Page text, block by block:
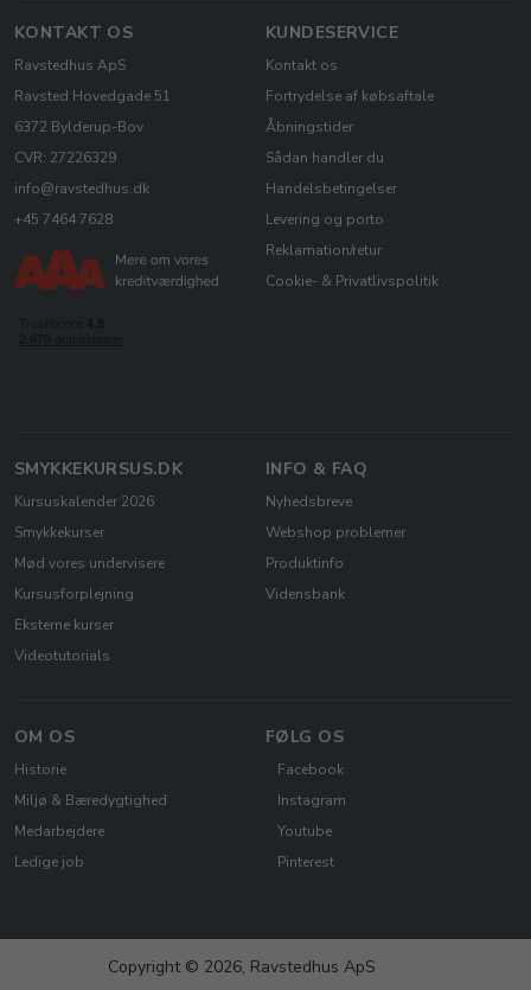
KONTAKT OS
Ravstedhus ApS
Ravsted Hovedgade 51
6372 Bylderup-Bov
CVR: 27226329
info@ravstedhus.dk
+45 7464 7628
KUNDESERVICE
Kontakt os
Fortrydelse af købsaftale
Åbningstider
Sådan handler du
Handelsbetingelser
Levering og porto
Reklamation/retur
Cookie- & Privatlivspolitik
SMYKKEKURSUS.DK
Kursuskalender 2026
Smykkekurser
Mød vores undervisere
Kursusforplejning
Eksterne kurser
Videotutorials
INFO & FAQ
Nyhedsbreve
Webshop problemer
Produktinfo
Vidensbank
OM OS
Historie
Miljø & Bæredygtighed
Medarbejdere
Ledige job
FØLG OS
Facebook
Instagram
Youtube
Pinterest
Copyright © 2026, Ravstedhus ApS